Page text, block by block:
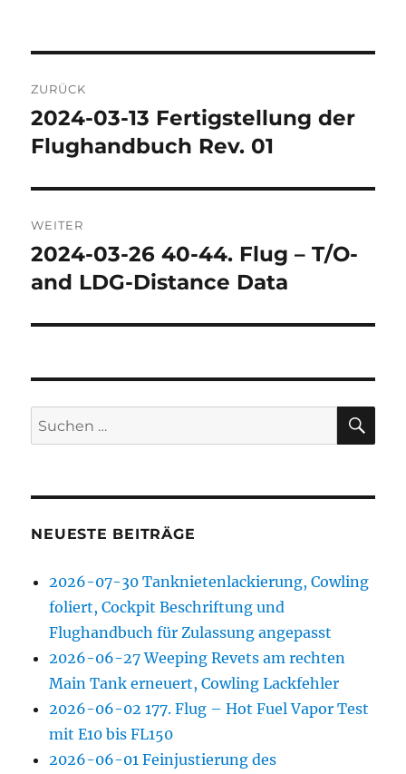
ZURÜCK
Vorheriger
Beitrag:
2024-03-13 Fertigstellung der
Flughandbuch Rev. 01
WEITER
Nächster
Beitrag:
2024-03-26 40-44. Flug – T/O-
and LDG-Distance Data
Suchen
nach:
NEUESTE BEITRÄGE
2026-07-30 Tanknietenlackierung, Cowling
foliert, Cockpit Beschriftung und
Flughandbuch für Zulassung angepasst
2026-06-27 Weeping Revets am rechten
Main Tank erneuert, Cowling Lackfehler
2026-06-02 177. Flug – Hot Fuel Vapor Test
mit E10 bis FL150
2026-06-01 Feinjustierung des